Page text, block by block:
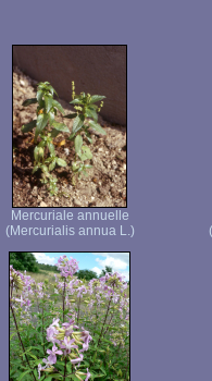
Mercuriale annuelle
(Mercurialis annua L.)